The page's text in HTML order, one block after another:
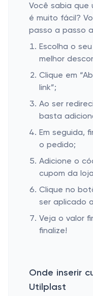
Você sabia que
é muito fácil?
passo a passo
Escolha o
melhor
Clique em
link”;
Ao ser
basta
Em seguida,
o pedido;
Adicione o
cupom da
Clique no
ser aplicado
Veja o valor
finalize!
Onde inserir
Utilplast